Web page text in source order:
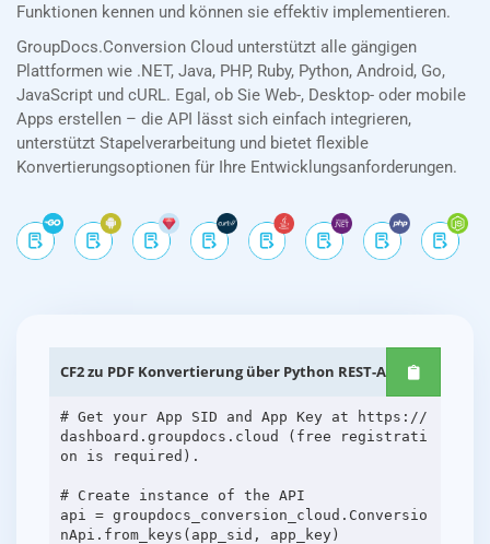
Funktionen kennen und können sie effektiv implementieren.
GroupDocs.Conversion Cloud unterstützt alle gängigen
Plattformen wie .NET, Java, PHP, Ruby, Python, Android, Go,
JavaScript und cURL. Egal, ob Sie Web-, Desktop- oder mobile
Apps erstellen – die API lässt sich einfach integrieren,
unterstützt Stapelverarbeitung und bietet flexible
Konvertierungsoptionen für Ihre Entwicklungsanforderungen.
CF2 zu PDF Konvertierung über Python REST-APIs
# Get your App SID and App Key at https://
dashboard.groupdocs.cloud (free registrati
on is required).
# Create instance of the API
api = groupdocs_conversion_cloud.Conversio
nApi.from_keys(app_sid, app_key)